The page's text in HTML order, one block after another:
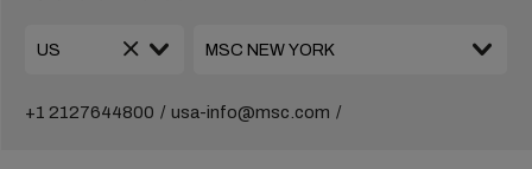
+1 2127644800 usa-info@msc.com